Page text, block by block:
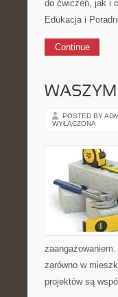
do ćwiczeń, jak i
Edukacja i
Continue
WASZYM
POSTED BY
WYŁĄCZONA
zarówno w
projektów są